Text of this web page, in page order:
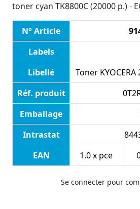
toner cyan TK8800C (20000 p.) -
N° Article
Labels
Libellé
Toner KYOCERA
Réf. produit
Emballage
Intrastat
EAN
1.0 x pce
Se connecter pour